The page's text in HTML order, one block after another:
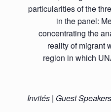
particularities of the
in the panel:
concentrating the
reality of migrant
region in which
Invités | Guest Speakers